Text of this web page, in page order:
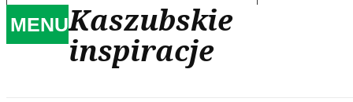
MENUKaszubskie
inspiracje